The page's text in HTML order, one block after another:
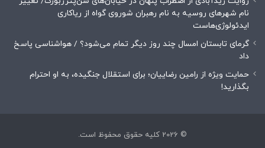
نام شهرهای روسیه به نام رهبران شوروی گواه از ریاکاری
ایدئولوژی‌هاست
گرمای تابستان امسال چند روز دیگر تمام می‌شود؟ / هواشناسی پاسخ
داد
حمایت ویژه از رامین رضاییان؛ برای استقلال جنگیده، به او احترام
بگذارید!
© 2026 کلیه حقوق محفوظ است.